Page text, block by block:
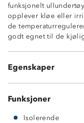
funksjonelt
opplever kløe eller
de
godt egnet til de
Egenskaper
Isolerende
Varmt 2-lags
ØkoTex® sertifisert
Funksjoner
Isolerende